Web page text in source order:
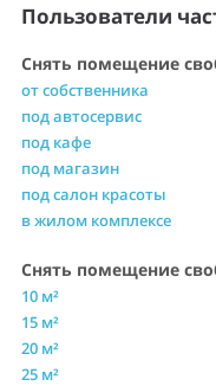
Пользователи
Снять помещение
от собственника
под автосервис
под кафе
под магазин
под салон красоты
в жилом комплексе
Снять помещение
10 м²
15 м²
20 м²
25 м²